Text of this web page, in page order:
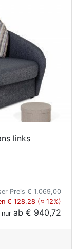
links
Preis € 1.069,00
€ 128,28 (≈ 12%)
nur ab € 940,72